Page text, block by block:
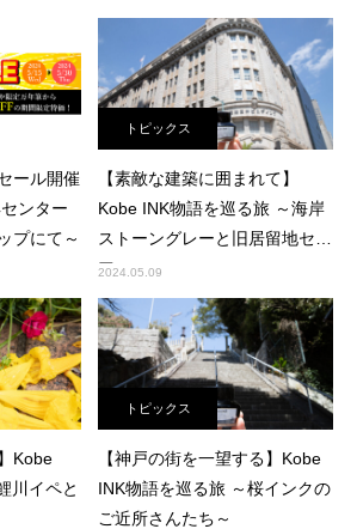
ール開催
ンター
プにて～
トピックス
【素敵な建築に囲まれて】
Kobe INK物語を巡る旅 ～海岸
ストーングレーと旧居留地セピ
ア～
2024.05.09
Kobe
川イペと
トピックス
【神戸の街を一望する】Kobe
INK物語を巡る旅 ～桜インクの
ご近所さんたち～